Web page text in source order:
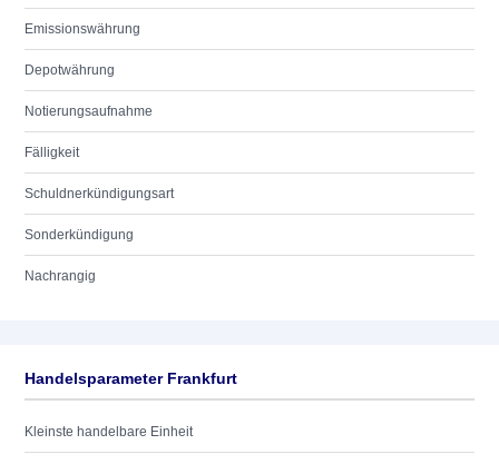
Emissionswährung
Depotwährung
Notierungsaufnahme
Fälligkeit
Schuldnerkündigungsart
Sonderkündigung
Nachrangig
Handelsparameter Frankfurt
Kleinste handelbare Einheit